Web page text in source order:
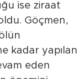
ise ziraat
Göçmen,
kadar yapılan
eden